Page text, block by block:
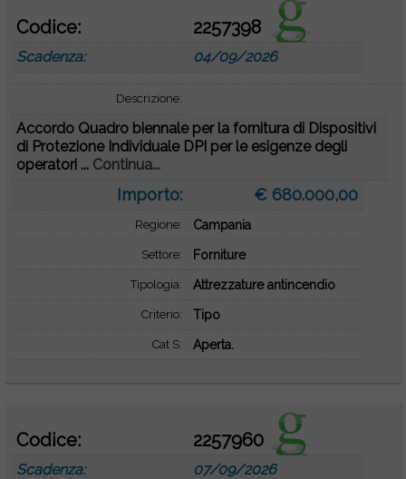
Codice: 2257398
Scadenza: 04/09/2026
Descrizione:
Accordo Quadro biennale per la fornitura di Dispositivi
di Protezione Individuale DPI per le esigenze degli
operatori ... Continua...
Importo: € 680.000,00
Regione: Campania
Settore: Forniture
Tipologia: Attrezzature antincendio
Criterio: Tipo
Cat S: Aperta.
Codice: 2257960
Scadenza: 07/09/2026